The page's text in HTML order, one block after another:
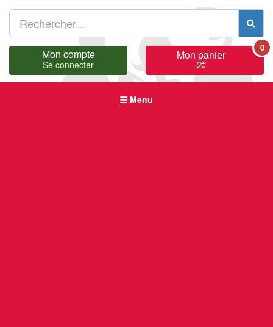
Mon compte
Se connecter
Mon panier
0€
0
Menu